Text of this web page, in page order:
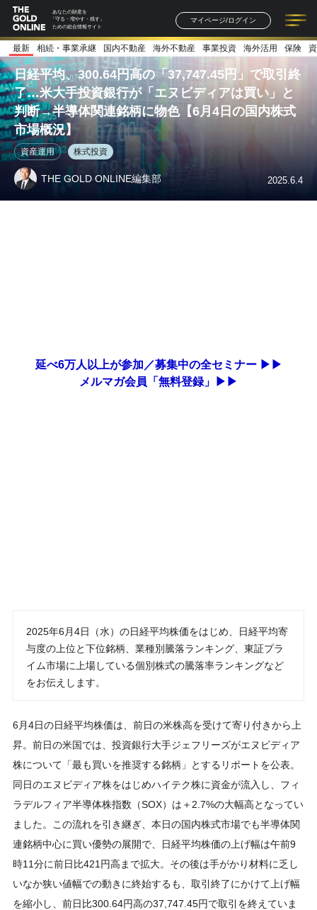
あなたの財産を
「守る・増やす・残す」
ための総合情報サイト
マイページ/ログイン
記事一覧 連載一覧
著者一覧 書籍一覧
最新 相続・事業承継 国内不動産 海外不動産 事業投資 海外活用 保険
日経平均、300.64円高の「37,747.45円」で取引終
了…米大手投資銀行が「エヌビディアは買い」と
判断→半導体関連銘柄に物色【6月4日の国内株式
市場概況】
資産運用 株式投資
THE GOLD ONLINE編集部 2025.6.4
延べ6万人以上が参加／募集中の全セミナー ▶▶
メルマガ会員「無料登録」▶▶
2025年6月4日（水）の日経平均株価をはじめ、日経平均寄
与度の上位と下位銘柄、業種別騰落ランキング、東証プラ
イム市場に上場している個別株式の騰落率ランキングなど
をお伝えします。
6月4日の日経平均株価は、前日の米株高を受けて寄り付きから上
昇。前日の米国では、投資銀行大手ジェフリーズがエヌビディア
株について「最も買いを推奨する銘柄」とするリポートを公表。
同日のエヌビディア株をはじめハイテク株に資金が流入し、フィ
ラデルフィア半導体株指数（SOX）は＋2.7%の大幅高となってい
ました。この流れを引き継ぎ、本日の国内株式市場でも半導体関
連銘柄中心に買い優勢の展開で、日経平均株価の上げ幅は午前9
時11分に前日比421円高まで拡大。その後は手がかり材料に乏し
いなか狭い値幅での動きに終始するも、取引終了にかけて上げ幅
を縮小し、前日比300.64円高の37,747.45円で取引を終えていま